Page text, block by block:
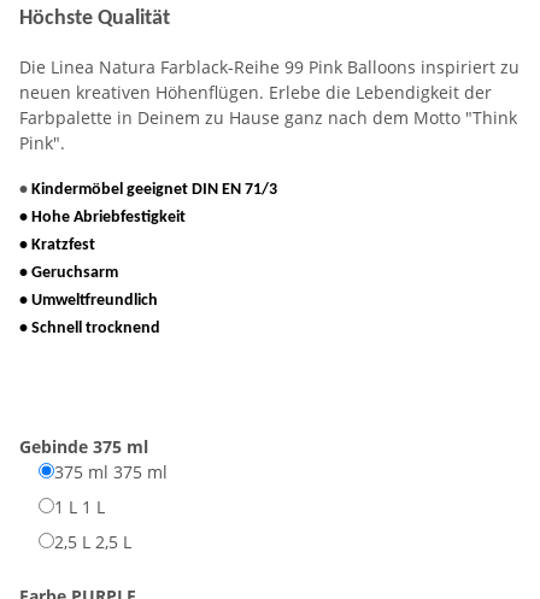
Höchste Qualität
Die Linea Natura Farblack-Reihe 99 Pink Balloons inspiriert zu
neuen kreativen Höhenflügen. Erlebe die Lebendigkeit der
Farbpalette in Deinem zu Hause ganz nach dem Motto "Think
Pink".
• Kindermöbel geeignet DIN EN 71/3
• Hohe Abriebfestigkeit
• Kratzfest
• Geruchsarm
• Umweltfreundlich
• Schnell trocknend
Gebinde 375 ml
375 ml 375 ml
1 L 1 L
2,5 L 2,5 L